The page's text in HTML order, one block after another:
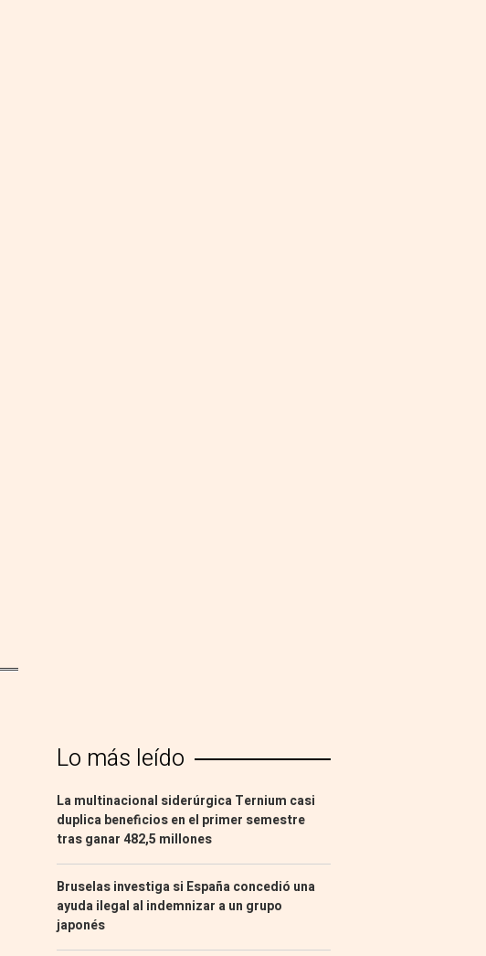
Lo más leído
La multinacional siderúrgica Ternium casi
duplica beneficios en el primer semestre
tras ganar 482,5 millones
Bruselas investiga si España concedió una
ayuda ilegal al indemnizar a un grupo
japonés